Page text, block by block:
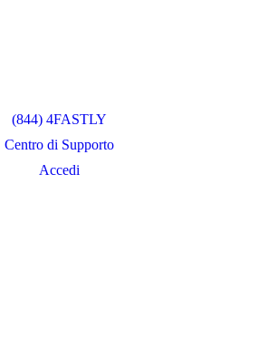
(844) 4FASTLY
Centro di Supporto
Accedi